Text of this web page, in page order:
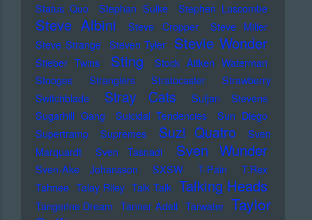
Status Quo
Stephan Sulke Stephen Luscombe
Steve Albini Steve Cropper
Steve Miller
Steve Strange Steven Tyler Stevie Wonder
Stieber Twins Sting
Stock Aitken Waterman
Stooges
Stranglers Stratocaster
Strawberry
Switchblade
Stray Cats
Sufjan Stevens
Sugarhill Gang
Suicidal Tendencies
Sun Diego
Supertramp
Supremes Suzi Quatro
Sven
Marquardt
Sven Tasnadi Sven Wunder
Sven-Ake Johansson SXSW T-Pain
T.Rex
Tahnee Talay Riley Talk Talk Talking Heads
Tangerine Dream Tanner Adell Tarwater Taylor